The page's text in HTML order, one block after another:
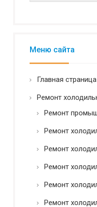
н
с
т
*
Меню сайта
Главная страница
Ремонт
Ремонт
Ремонт
Ремонт
Ремонт
Ремонт
Ремонт